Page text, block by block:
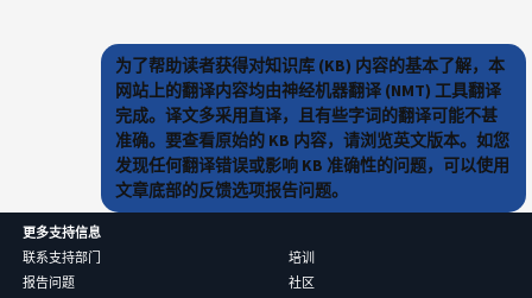
为了帮助读者获得对知识库 (KB) 内容的基本了解，本
网站上的翻译内容均由神经机器翻译 (NMT) 工具翻译
完成。译文多采用直译，且有些字词的翻译可能不甚
准确。要查看原始的 KB 内容，请浏览英文版本。如您
发现任何翻译错误或影响 KB 准确性的问题，可以使用
文章底部的反馈选项报告问题。
更多支持信息
联系支持部门
报告问题
培训
社区